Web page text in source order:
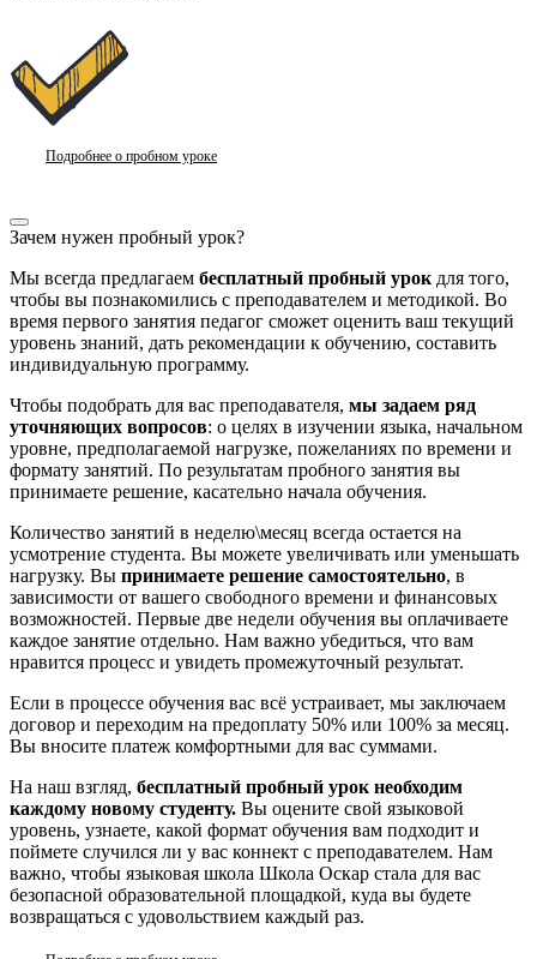
Подробнее о пробном уроке
Зачем нужен пробный урок?
Мы всегда предлагаем бесплатный пробный урок для того,
чтобы вы познакомились с преподавателем и методикой. Во
время первого занятия педагог сможет оценить ваш текущий
уровень знаний, дать рекомендации к обучению, составить
индивидуальную программу.
Чтобы подобрать для вас преподавателя, мы задаем ряд
уточняющих вопросов: о целях в изучении языка, начальном
уровне, предполагаемой нагрузке, пожеланиях по времени и
формату занятий. По результатам пробного занятия вы
принимаете решение, касательно начала обучения.
Количество занятий в неделю\месяц всегда остается на
усмотрение студента. Вы можете увеличивать или уменьшать
нагрузку. Вы принимаете решение самостоятельно, в
зависимости от вашего свободного времени и финансовых
возможностей. Первые две недели обучения вы оплачиваете
каждое занятие отдельно. Нам важно убедиться, что вам
нравится процесс и увидеть промежуточный результат.
Если в процессе обучения вас всё устраивает, мы заключаем
договор и переходим на предоплату 50% или 100% за месяц.
Вы вносите платеж комфортными для вас суммами.
На наш взгляд, бесплатный пробный урок необходим
каждому новому студенту. Вы оцените свой языковой
уровень, узнаете, какой формат обучения вам подходит и
поймете случился ли у вас коннект с преподавателем. Нам
важно, чтобы языковая школа Школа Оскар стала для вас
безопасной образовательной площадкой, куда вы будете
возвращаться с удовольствием каждый раз.